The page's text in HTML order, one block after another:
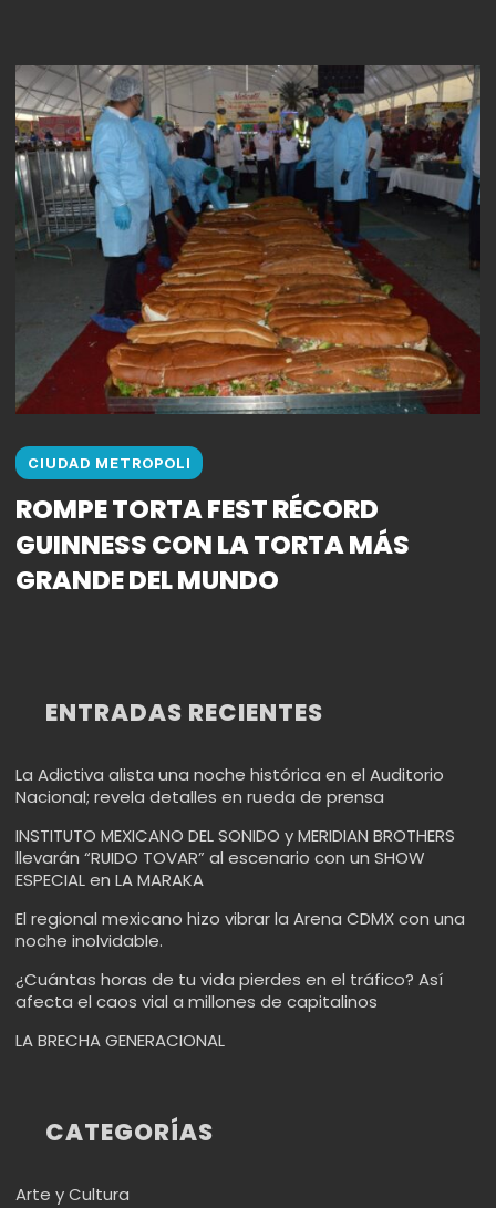
CIUDAD METROPOLI
ROMPE TORTA FEST RÉCORD
GUINNESS CON LA TORTA MÁS
GRANDE DEL MUNDO
ENTRADAS RECIENTES
La Adictiva alista una noche histórica en el Auditorio
Nacional; revela detalles en rueda de prensa
INSTITUTO MEXICANO DEL SONIDO y MERIDIAN BROTHERS
llevarán “RUIDO TOVAR” al escenario con un SHOW
ESPECIAL en LA MARAKA
El regional mexicano hizo vibrar la Arena CDMX con una
noche inolvidable.
¿Cuántas horas de tu vida pierdes en el tráfico? Así
afecta el caos vial a millones de capitalinos
LA BRECHA GENERACIONAL
CATEGORÍAS
Arte y Cultura